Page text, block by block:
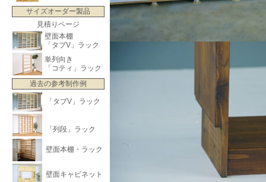
サイズオーダー製品
見積りページ
壁面本棚
「タブV」ラック
単列向き
「コティ」ラック
過去の参考制作例
「タブV」ラック
「列段」ラック
壁面本棚・ラック
壁面キャビネット